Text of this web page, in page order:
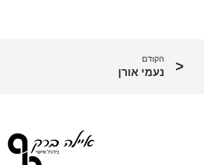
הקודם
נעמי אורן